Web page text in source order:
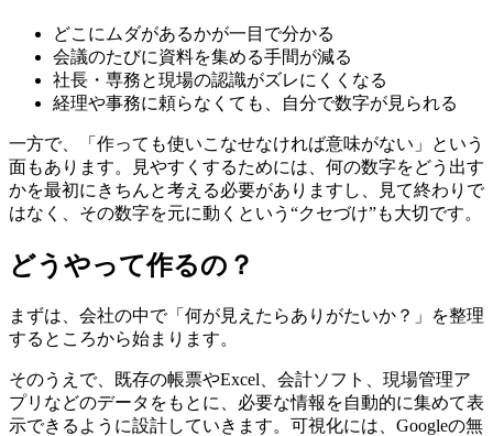
どこにムダがあるかが一目で分かる
会議のたびに資料を集める手間が減る
社長・専務と現場の認識がズレにくくなる
経理や事務に頼らなくても、自分で数字が見られる
一方で、「作っても使いこなせなければ意味がない」という
面もあります。見やすくするためには、何の数字をどう出す
かを最初にきちんと考える必要がありますし、見て終わりで
はなく、その数字を元に動くという“クセづけ”も大切です。
どうやって作るの？
まずは、会社の中で「何が見えたらありがたいか？」を整理
するところから始まります。
そのうえで、既存の帳票やExcel、会計ソフト、現場管理ア
プリなどのデータをもとに、必要な情報を自動的に集めて表
示できるように設計していきます。可視化には、Googleの無